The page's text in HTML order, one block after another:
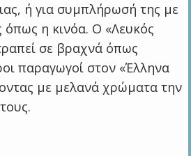
ή για συμπλήρωσή της με
όπως η κινόα. Ο «Λευκός
σε βραχνά όπως
παραγωγοί στον «Έλληνα
με μελανά χρώματα την